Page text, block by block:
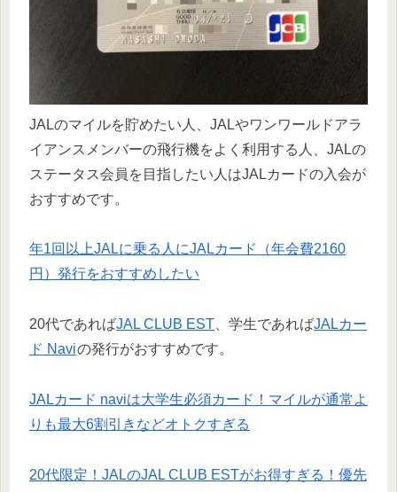
JALのマイルを貯めたい人、JALやワンワールドアラ
イアンスメンバーの飛行機をよく利用する人、JALの
ステータス会員を目指したい人はJALカードの入会が
おすすめです。
年1回以上JALに乗る人にJALカード（年会費2160
円）発行をおすすめしたい
20代であればJAL CLUB EST 、学生であればJALカー
ド Naviの発行がおすすめです。
JALカード naviは大学生必須カード！マイルが通常よ
りも最大6割引きなどオトクすぎる
20代限定！JALのJAL CLUB ESTがお得すぎる！優先